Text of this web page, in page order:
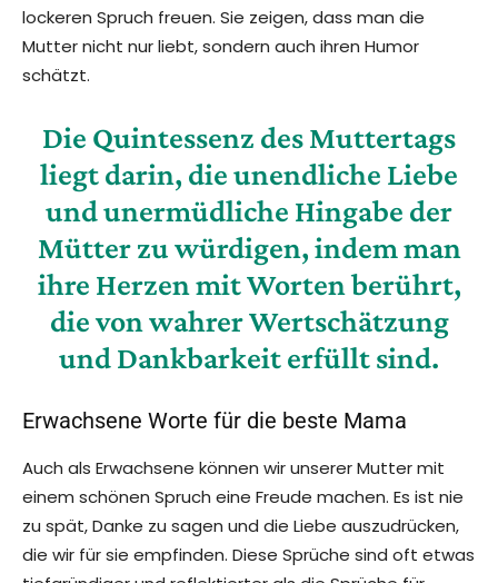
lockeren Spruch freuen. Sie zeigen, dass man die
Mutter nicht nur liebt, sondern auch ihren Humor
schätzt.
Die Quintessenz des Muttertags
liegt darin, die unendliche Liebe
und unermüdliche Hingabe der
Mütter zu würdigen, indem man
ihre Herzen mit Worten berührt,
die von wahrer Wertschätzung
und Dankbarkeit erfüllt sind.
Erwachsene Worte für die beste Mama
Auch als Erwachsene können wir unserer Mutter mit
einem schönen Spruch eine Freude machen. Es ist nie
zu spät, Danke zu sagen und die Liebe auszudrücken,
die wir für sie empfinden. Diese Sprüche sind oft etwas